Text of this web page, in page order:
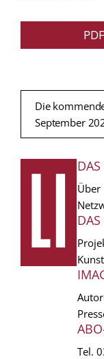
PDF
Die
September
DAS
Über
Tel.